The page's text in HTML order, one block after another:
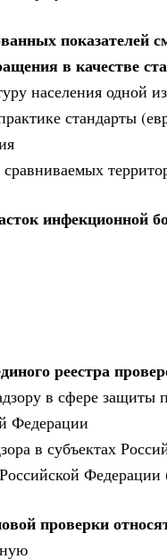
показателей
в качестве
населения одной
стандарты
инфекционной
реестра
в сфере защиты
Федерации
в субъектах
Федерации
проверки